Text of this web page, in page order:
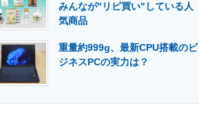
ディア 建設×テクノロジーの最前線
みんなが"リピ買い"している人
気商品
重量約999g、最新CPU搭載のビ
ジネスPCの実力は？